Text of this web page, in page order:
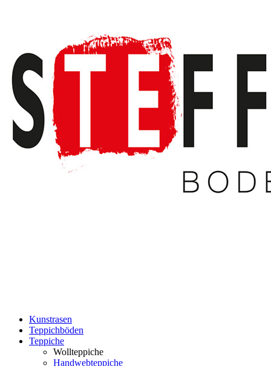
Kunstrasen
Teppichböden
Teppiche
Wollteppiche
Handwebteppiche